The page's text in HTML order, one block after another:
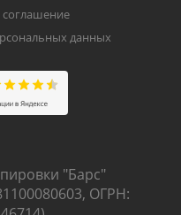
соглашение
данных
"Барс"
ОГРН: